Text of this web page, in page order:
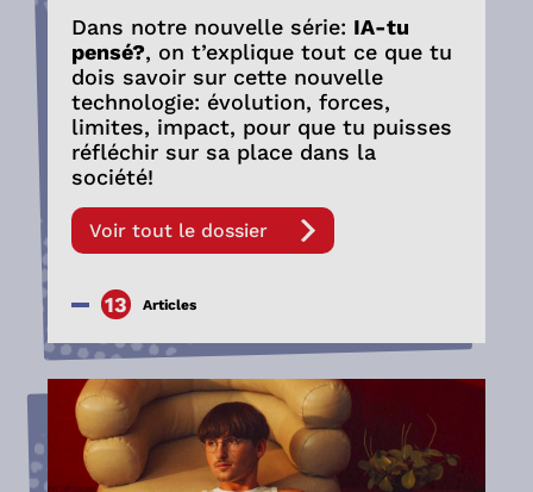
Dans notre nouvelle série: IA-tu
pensé?, on t’explique tout ce que tu
dois savoir sur cette nouvelle
technologie: évolution, forces,
limites, impact, pour que tu puisses
réfléchir sur sa place dans la
société!
Voir tout le dossier
13 Articles